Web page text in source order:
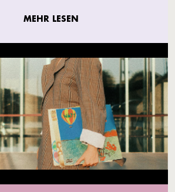
MEHR LESEN